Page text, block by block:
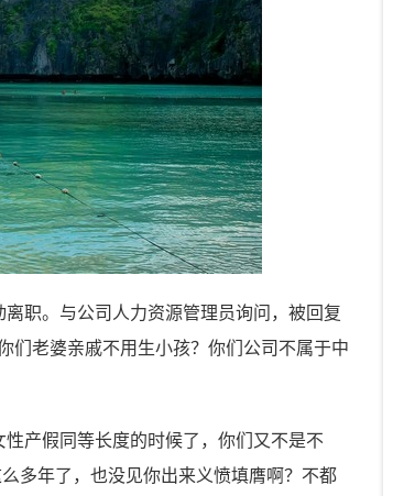
职。与公司人力资源管理员询问，被回复
们老婆亲戚不用生小孩？你们公司不属于中
产假同等长度的时候了，你们又不是不
多年了，也没见你出来义愤填膺啊？不都